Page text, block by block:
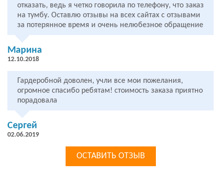
отказать, ведь я четко говорила по телефону, что заказ
на тумбу. Оставлю отзывы на всех сайтах с отзывами
за потерянное время и очень нелюбезное обращение
Марина
12.10.2018
Гардеробной доволен, учли все мои пожелания,
огромное спасибо ребятам! стоимость заказа приятно
порадовала
Сергей
02.06.2019
ОСТАВИТЬ ОТЗЫВ